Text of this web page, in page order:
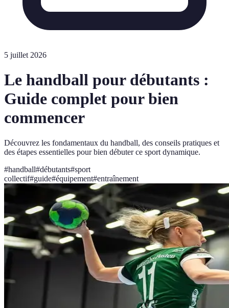
5 juillet 2026
Le handball pour débutants :
Guide complet pour bien
commencer
Découvrez les fondamentaux du handball, des conseils pratiques et
des étapes essentielles pour bien débuter ce sport dynamique.
#handball#débutants#sport
collectif#guide#équipement#entraînement